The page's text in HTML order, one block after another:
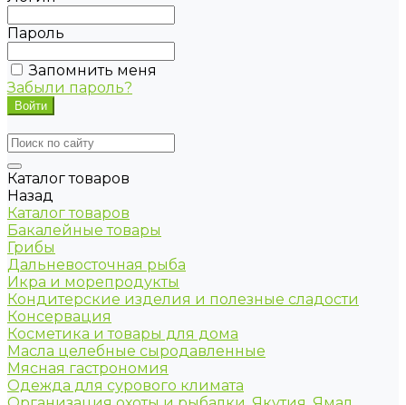
Пароль
Запомнить меня
Забыли пароль?
Каталог товаров
Назад
Каталог товаров
Бакалейные товары
Грибы
Дальневосточная рыба
Икра и морепродукты
Кондитерские изделия и полезные сладости
Консервация
Косметика и товары для дома
Масла целебные сыродавленные
Мясная гастрономия
Одежда для сурового климата